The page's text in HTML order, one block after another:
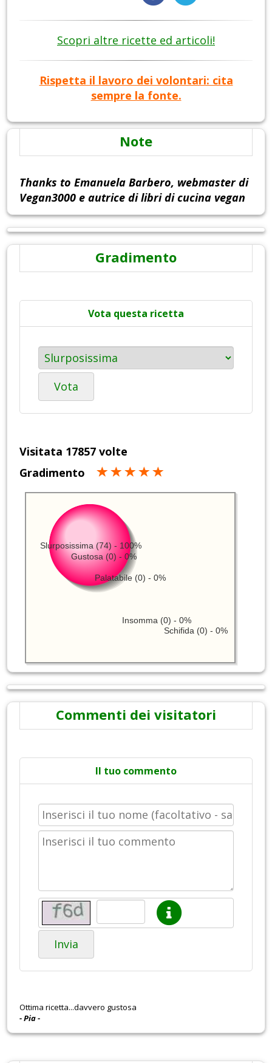
Scopri altre ricette ed articoli!
Rispetta il lavoro dei volontari: cita
sempre la fonte.
Note
Thanks to Emanuela Barbero, webmaster di
Vegan3000 e autrice di libri di cucina vegan
Gradimento
Vota questa ricetta
Vota
Visitata 17857 volte
Gradimento
Slurposissima (74) - 100%
Schifida (0) - 0%
Insomma (0) - 0%
Palatabile (0) - 0%
Gustosa (0) - 0%
Commenti dei visitatori
Il tuo commento
Invia
Ottima ricetta...davvero gustosa
- Pia -